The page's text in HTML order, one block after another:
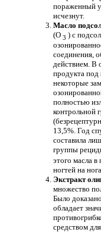
пораженный
исчезнут.
Масло
(O 3 ) с
соединения,
действием. В
продукта под
некоторые
полностью
контрольной
13,5%. Год
составила
группы
этого масла
ногтей на
Экстракт
множество
Было
обладает
средством